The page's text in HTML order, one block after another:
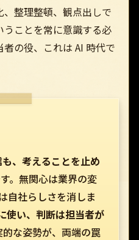
整理整頓、観点出しで
うことを常に意識する必
の役、これは AI 時代で
、考えることを止め
。無関心は業界の変
自社らしさを消しま
使い、判断は担当者が
な姿勢が、両端の罠